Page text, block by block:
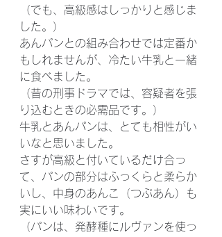
（でも、高級感はしっかりと感じま
した。）
あんパンとの組み合わせでは定番か
もしれませんが、冷たい牛乳と一緒
に食べました。
（昔の刑事ドラマでは、容疑者を張
り込むときの必需品です。）
牛乳とあんパンは、とても相性がい
いなと思いました。
さすが高級と付いているだけ合っ
て、パンの部分はふっくらと柔らか
いし、中身のあんこ（つぶあん）も
実にいい味わいです。
（パンは、発酵種にルヴァンを使っ